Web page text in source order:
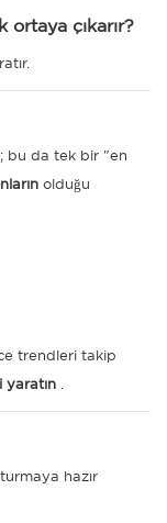
çıkarır?
bu da tek bir "en
olduğu
trendleri takip
yaratın .
hazır